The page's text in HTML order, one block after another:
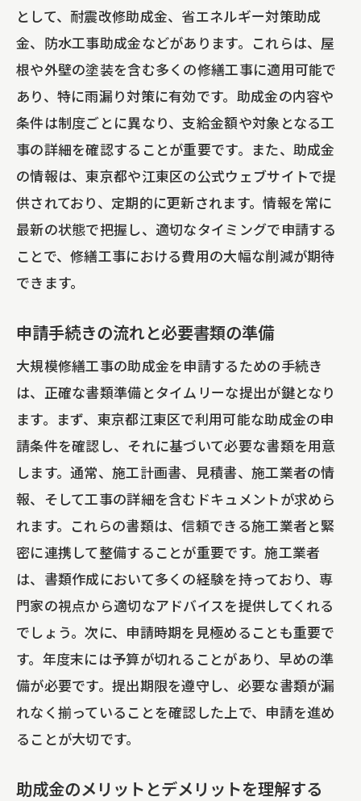
として、耐震改修助成金、省エネルギー対策助成
金、防水工事助成金などがあります。これらは、屋
根や外壁の塗装を含む多くの修繕工事に適用可能で
あり、特に雨漏り対策に有効です。助成金の内容や
条件は制度ごとに異なり、支給金額や対象となる工
事の詳細を確認することが重要です。また、助成金
の情報は、東京都や江東区の公式ウェブサイトで提
供されており、定期的に更新されます。情報を常に
最新の状態で把握し、適切なタイミングで申請する
ことで、修繕工事における費用の大幅な削減が期待
できます。
申請手続きの流れと必要書類の準備
大規模修繕工事の助成金を申請するための手続き
は、正確な書類準備とタイムリーな提出が鍵となり
ます。まず、東京都江東区で利用可能な助成金の申
請条件を確認し、それに基づいて必要な書類を用意
します。通常、施工計画書、見積書、施工業者の情
報、そして工事の詳細を含むドキュメントが求めら
れます。これらの書類は、信頼できる施工業者と緊
密に連携して整備することが重要です。施工業者
は、書類作成において多くの経験を持っており、専
門家の視点から適切なアドバイスを提供してくれる
でしょう。次に、申請時期を見極めることも重要で
す。年度末には予算が切れることがあり、早めの準
備が必要です。提出期限を遵守し、必要な書類が漏
れなく揃っていることを確認した上で、申請を進め
ることが大切です。
助成金のメリットとデメリットを理解する